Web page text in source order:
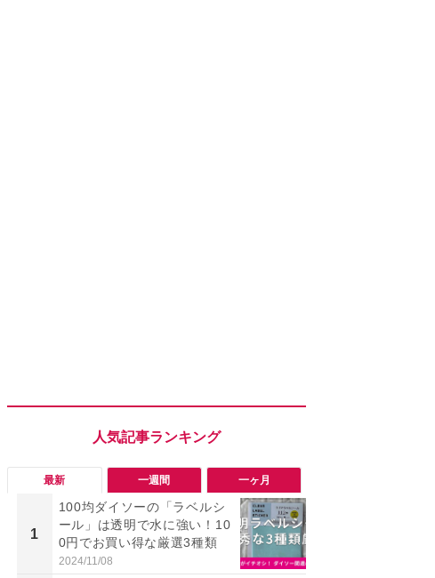
最新 一週間 一ヶ月
1
100均ダイソーの「ラベルシ
ール」は透明で水に強い！10
0円でお買い得な厳選3種類
2024/11/08